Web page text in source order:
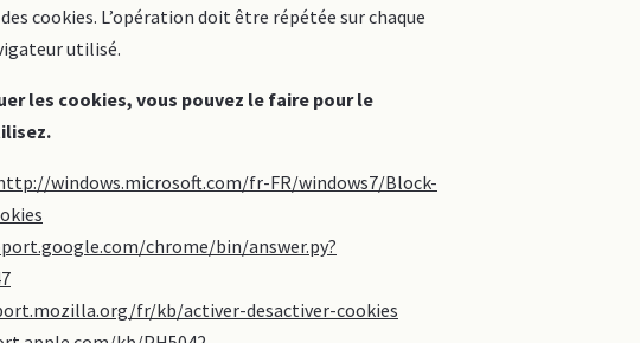
cookies. L’opération doit être répétée sur chaque
utilisé.
les cookies, vous pouvez le faire pour le
windows.microsoft.com/fr-FR/windows7/Block-
chrome/bin/answer.py?
fr/kb/activer-desactiver-cookies